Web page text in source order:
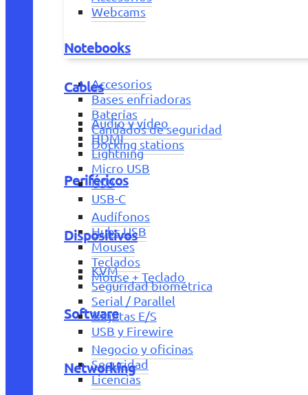
Webcams
Notebooks
Accesorios
Bases enfriadoras
Baterías
Candados de seguridad
Docking stations
Periféricos
Audífonos
Hubs USB
Mouses
Teclados
Mouse + Teclado
Software
Negocio y oficinas
Seguridad
Licencias
Cables
Audio y vídeo
HDMI
Lightning
Micro USB
USB
USB-C
Dispositivos
KVM
Seguridad biométrica
Serial / Parallel
Tarjetas E/S
USB y Firewire
Networking